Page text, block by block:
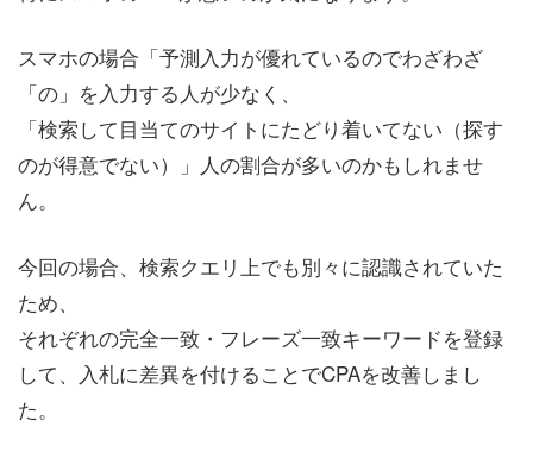
スマホの場合「予測入力が優れているのでわざわざ
「の」を入力する人が少なく、
「検索して目当てのサイトにたどり着いてない（探す
のが得意でない）」人の割合が多いのかもしれませ
ん。
今回の場合、検索クエリ上でも別々に認識されていた
ため、
それぞれの完全一致・フレーズ一致キーワードを登録
して、入札に差異を付けることでCPAを改善しまし
た。